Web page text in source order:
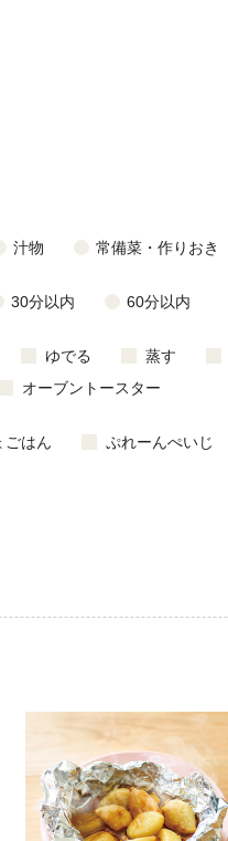
汁物 常備菜・作りおき
30分以内 60分以内
ゆでる 蒸す
オーブントースター
ごはん ぷれーんぺいじ